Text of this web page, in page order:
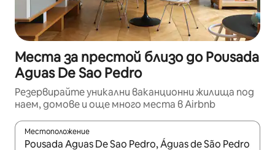
Места за престой близо до Pousada
Aguas De Sao Pedro
Резервирайте уникални ваканционни жилища под
наем, домове и още много места в Airbnb
Местоположение
Когато резултатите се покажат, използвайте